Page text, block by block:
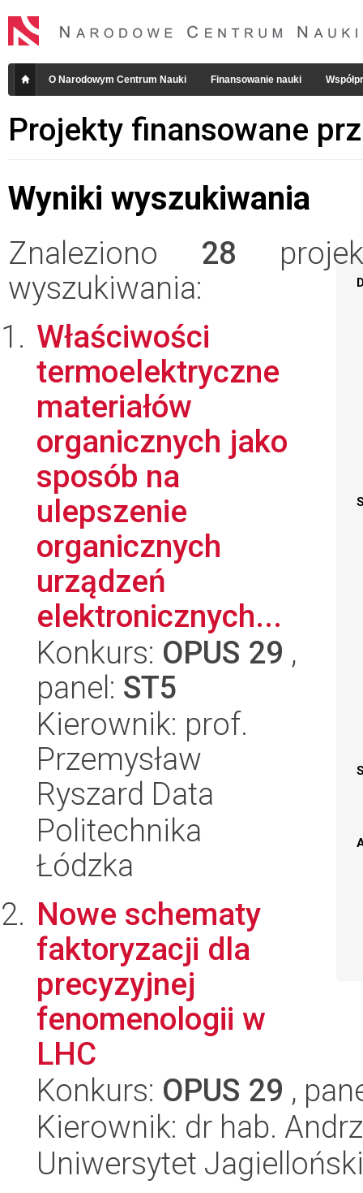
O Narodowym Centrum Nauki Finansowanie nauki
Projekty finansowane
Wyniki wyszukiwania
Znaleziono 28
wyszukiwania:
Właściwości
termoelektryczne
materiałów
organicznych jako
sposób na
ulepszenie
organicznych
urządzeń
elektronicznych...
Konkurs: OPUS 29 ,
panel: ST5
Kierownik: prof.
Przemysław
Ryszard Data
Politechnika
Łódzka
Nowe schematy
faktoryzacji dla
precyzyjnej
fenomenologii w
LHC
Konkurs: OPUS 29 ,
Kierownik: dr hab.
Uniwersytet Jagielloński